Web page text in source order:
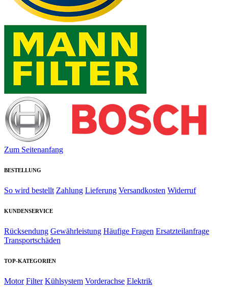
Zum Seitenanfang
BESTELLUNG
So wird bestellt Zahlung Lieferung Versandkosten Widerruf
KUNDENSERVICE
Rücksendung Gewährleistung Häufige Fragen Ersatzteilanfrage
Transportschäden
TOP-KATEGORIEN
Motor Filter Kühlsystem Vorderachse Elektrik